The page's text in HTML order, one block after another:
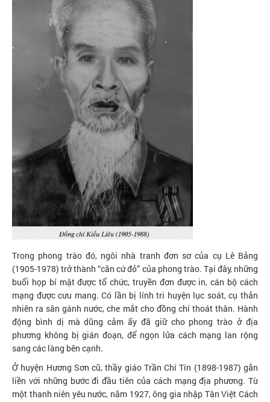
Trong phong trào đó, ngôi nhà tranh đơn sơ của cụ Lê Bảng
(1905-1978) trở thành “căn cứ đỏ” của phong trào. Tại đây, những
buổi họp bí mật được tổ chức, truyền đơn được in, cán bộ cách
mạng được cưu mang. Có lần bị lính tri huyện lục soát, cụ thản
nhiên ra sân gánh nước, che mắt cho đồng chí thoát thân. Hành
động bình dị mà dũng cảm ấy đã giữ cho phong trào ở địa
phương không bị gián đoạn, để ngọn lửa cách mạng lan rộng
sang các làng bên cạnh.
Ở huyện Hương Sơn cũ, thầy giáo Trần Chí Tín (1898-1987) gắn
liền với những bước đi đầu tiên của cách mạng địa phương. Từ
một thanh niên yêu nước, năm 1927, ông gia nhập Tân Việt Cách